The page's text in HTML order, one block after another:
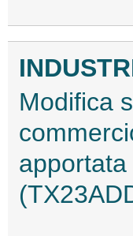
Modifica